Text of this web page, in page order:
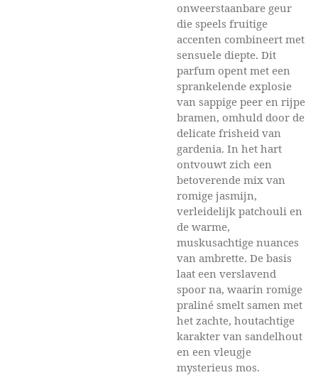
onweerstaanbare geur
die speels fruitige
accenten combineert met
sensuele diepte. Dit
parfum opent met een
sprankelende explosie
van sappige peer en rijpe
bramen, omhuld door de
delicate frisheid van
gardenia. In het hart
ontvouwt zich een
betoverende mix van
romige jasmijn,
verleidelijk patchouli en
de warme,
muskusachtige nuances
van ambrette. De basis
laat een verslavend
spoor na, waarin romige
praliné smelt samen met
het zachte, houtachtige
karakter van sandelhout
en een vleugje
mysterieus mos.